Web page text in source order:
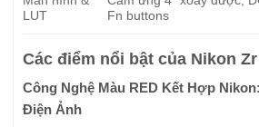
LUT
Fn buttons
Các điểm nổi bật của Nikon Zr
Công Nghệ Màu RED Kết Hợp
Điện Ảnh